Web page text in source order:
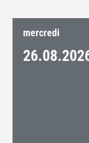
mercredi
26.08.